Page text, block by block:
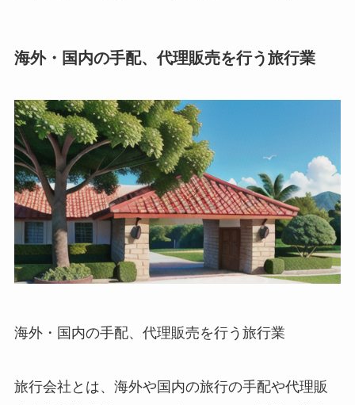
海外・国内の手配、代理販売を行う旅行業
海外・国内の手配、代理販売を行う旅行業
旅行会社とは、海外や国内の旅行の手配や代理販